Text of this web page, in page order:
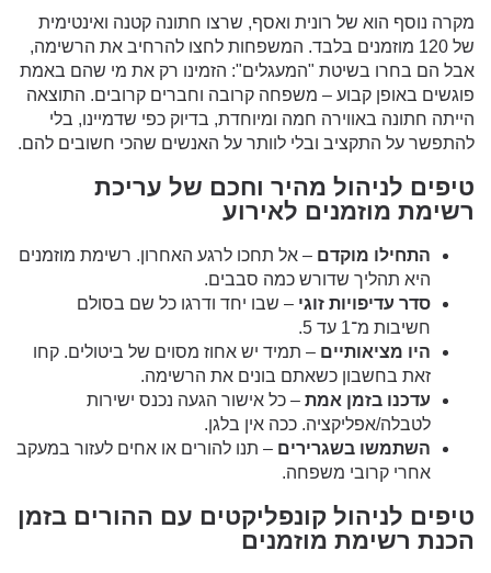
מקרה נוסף הוא של רונית ואסף, שרצו חתונה קטנה ואינטימית
של 120 מוזמנים בלבד. המשפחות לחצו להרחיב את הרשימה,
אבל הם בחרו בשיטת "המעגלים": הזמינו רק את מי שהם באמת
פוגשים באופן קבוע – משפחה קרובה וחברים קרובים. התוצאה
הייתה חתונה באווירה חמה ומיוחדת, בדיוק כפי שדמיינו, בלי
להתפשר על התקציב ובלי לוותר על האנשים שהכי חשובים להם.
טיפים לניהול מהיר וחכם של עריכת
רשימת מוזמנים לאירוע
התחילו מוקדם – אל תחכו לרגע האחרון. רשימת מוזמנים
היא תהליך שדורש כמה סבבים.
סדר עדיפויות זוגי – שבו יחד ודרגו כל שם בסולם
חשיבות מ־1 עד 5.
היו מציאותיים – תמיד יש אחוז מסוים של ביטולים. קחו
זאת בחשבון כשאתם בונים את הרשימה.
עדכנו בזמן אמת – כל אישור הגעה נכנס ישירות
לטבלה/אפליקציה. ככה אין בלגן.
השתמשו בשגרירים – תנו להורים או אחים לעזור במעקב
אחרי קרובי משפחה.
טיפים לניהול קונפליקטים עם ההורים בזמן
הכנת רשימת מוזמנים